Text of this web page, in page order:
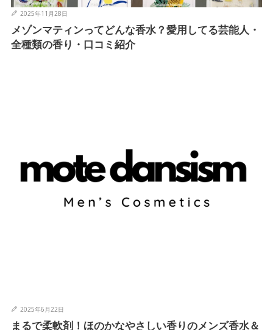
2025年11月28日
メゾンマティンってどんな香水？愛用してる芸能人・
全種類の香り・口コミ紹介
2025年6月22日
まるで柔軟剤！ほのかなやさしい香りのメンズ香水＆